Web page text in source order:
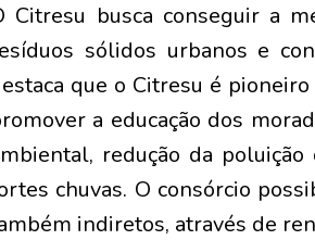
Citresu busca conseguir a
sólidos urbanos e
que o Citresu é
a educação dos
redução da
chuvas. O consórcio
indiretos, através de